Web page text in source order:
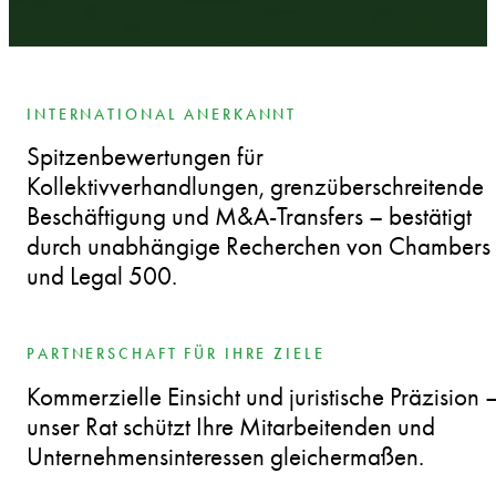
INTERNATIONAL ANERKANNT
Spitzenbewertungen für
Kollektivverhandlungen, grenzüberschreitende
Beschäftigung und M&A-Transfers – bestätigt
durch unabhängige Recherchen von Chambers
und Legal 500.
PARTNERSCHAFT FÜR IHRE ZIELE
Kommerzielle Einsicht und juristische Präzision
unser Rat schützt Ihre Mitarbeitenden und
Unternehmensinteressen gleichermaßen.